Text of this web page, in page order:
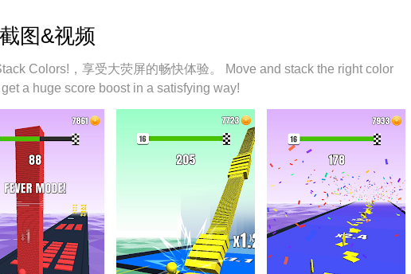
图&视频
Colors!，享受大荧屏的畅快体验。 Move and stack the right color
a huge score boost in a satisfying way!